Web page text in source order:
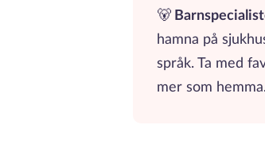
🐻
hamna på
språk. Ta med
mer som hemma.